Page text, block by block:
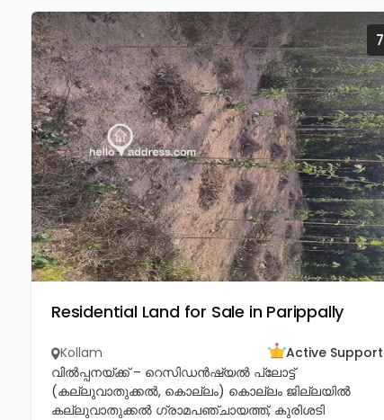
7
Residential Land for Sale in Parippally
Kollam
Active Support
വിൽപ്പനയ്ക്ക് – റെസിഡൻഷ്യൽ പ്ലോട്ട്
(കല്ലുവാതുക്കൽ, കൊല്ലം) കൊല്ലം ജില്ലയിൽ
കല്ലുവാതുക്കൽ ഗ്രാമപഞ്ചായത്ത്, കുരിശടി